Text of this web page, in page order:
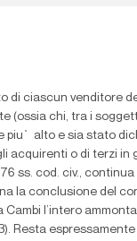
di ciascun venditore
(ossia chi, tra i
piu` alto e sia stato
acquirenti o di terzi
cod. civ., continua
la conclusione del
l’intero
Resta